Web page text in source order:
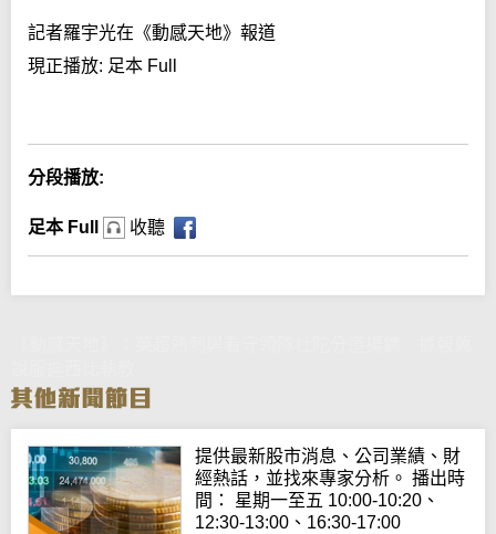
記者羅宇光在《動感天地》報道
現正播放: 足本 Full
分段播放:
足本 Full 收聽
提供最新股市消息、公司業績、財
經熱話，並找來專家分析。 播出時
間： 星期一至五 10:00-10:20、
12:30-13:00、16:30-17:00